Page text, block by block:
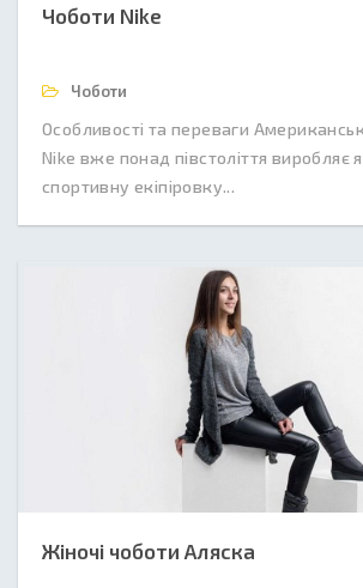
Чоботи Nike
Чоботи
Особливості та переваги
Nike вже понад півстоліття виробляє
спортивну екіпіровку...
Жіночі чоботи Аляска